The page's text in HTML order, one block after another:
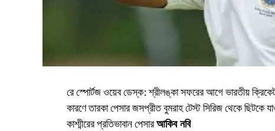
রে স্পোর্টজ ওয়েব ডেস্ক: শ্রীলঙ্কা সফরের আগে ভারতীয়
কারণে তারকা পেসার জসপ্রীত বুমরাহ টেস্ট সিরিজ থেকে ছিটকে
কাশ্মীরের প্রতিভাবান পেসারআকিব নবি